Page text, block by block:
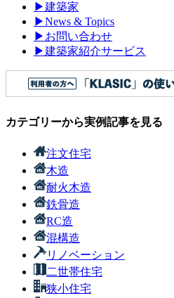
▶建築家
▶News & Topics
▶ お問い合わせ
▶建築家紹介サービス
カテゴリーから実例記事を見る
注文住宅
木造
耐火木造
鉄骨造
RC造
混構造
リノベーション
二世帯住宅
狭小住宅